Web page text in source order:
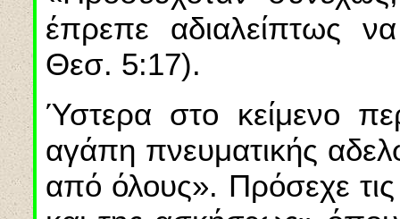
έπρεπε αδιαλείπτως
Θεσ. 5:17).
Ύστερα στο κείμενο
αγάπη πνευματικής
από όλους». Πρόσεχε τις